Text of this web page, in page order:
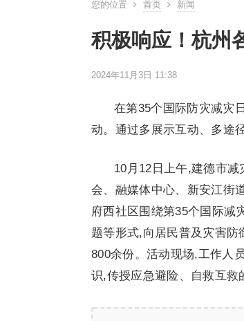
您的位置 首页 新闻
积极响应！杭州
2024年11月3日 11:38
在第35个国际防灾减灾
动。通过多展示互动、多途
10月12日上午,建德市
会、融媒体中心、新安江街
府西社区围绕第35个国际减
题等形式,向居民普及灾害
800余份。活动现场,工作人
识,传授应急避险、自救互救